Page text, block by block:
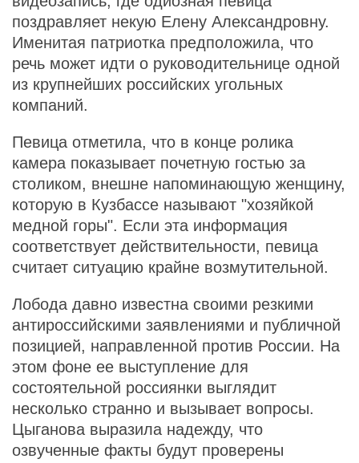
поздравляет некую Елену Александровну.
Именитая патриотка предположила, что
речь может идти о руководительнице одной
из крупнейших российских угольных
компаний.
Певица отметила, что в конце ролика
камера показывает почетную гостью за
столиком, внешне напоминающую женщину,
которую в Кузбассе называют "хозяйкой
медной горы". Если эта информация
соответствует действительности, певица
считает ситуацию крайне возмутительной.
Лобода давно известна своими резкими
антироссийскими заявлениями и публичной
позицией, направленной против России. На
этом фоне ее выступление для
состоятельной россиянки выглядит
несколько странно и вызывает вопросы.
Цыганова выразила надежду, что
озвученные факты будут проверены